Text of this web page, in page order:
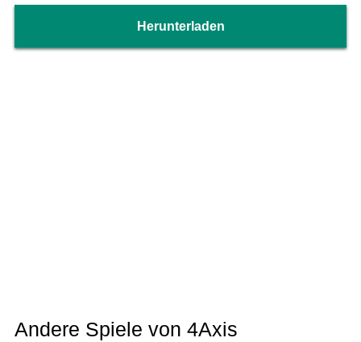
- Benutzerdefinierte Leinwand
- ReferenzwerkzeugHerunterladen
Andere Spiele von 4Axis